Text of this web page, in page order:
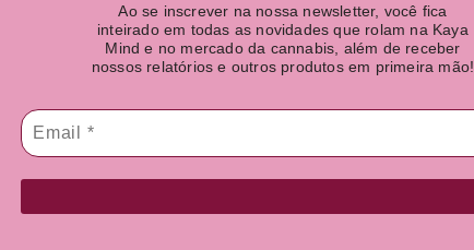
Ao se inscrever na nossa newsletter, você fica
inteirado em todas as novidades que rolam na Kaya
Mind e no mercado da cannabis, além de receber
nossos relatórios e outros produtos em primeira mão!